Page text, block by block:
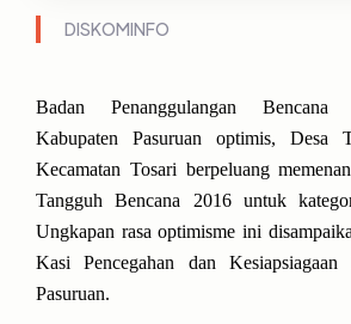
DISKOMINFO
Badan Penanggulangan
Kabupaten Pasuruan optimis, Desa
Kecamatan Tosari berpeluang
Tangguh Bencana 2016 untuk
Ungkapan rasa optimisme ini
Kasi Pencegahan dan
Pasuruan.